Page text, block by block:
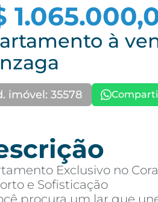
à
imóvel: 35578
Exclusivo no
e Sofisticação
procura um lar que